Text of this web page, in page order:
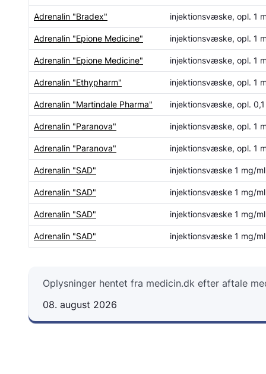
Adrenalin "Bradex" injektionsvæske, opl. 1
Adrenalin "Epione Medicine" injektionsvæske, opl. 1
Adrenalin "Epione Medicine" injektionsvæske, opl. 1
Adrenalin "Ethypharm" injektionsvæske, opl. 1
Adrenalin "Martindale Pharma" injektionsvæske, opl.
Adrenalin "Paranova" injektionsvæske, opl. 1
Adrenalin "Paranova" injektionsvæske, opl. 1
Adrenalin "SAD" injektionsvæske 1 mg/ml
Adrenalin "SAD" injektionsvæske 1 mg/ml
Adrenalin "SAD" injektionsvæske 1 mg/ml
Adrenalin "SAD" injektionsvæske 1 mg/ml
Oplysninger hentet fra medicin.dk efter aftale
08. august 2026